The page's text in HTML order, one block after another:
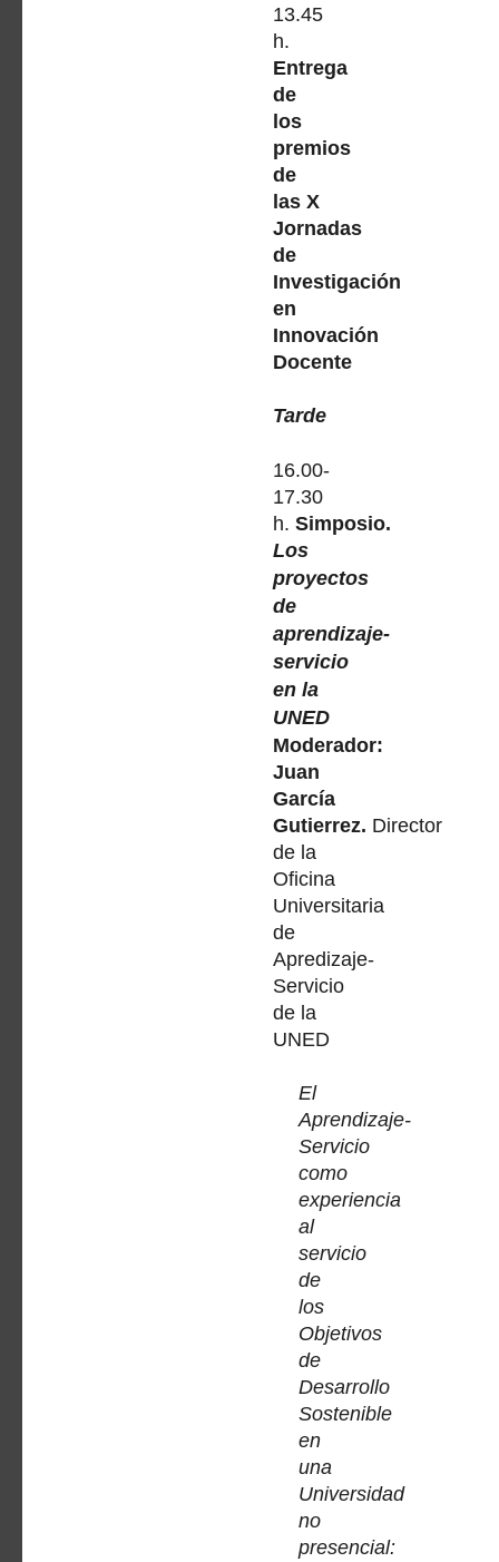
13.45
h.
Entrega
de
los
premios
de
las X
Jornadas
de
Investigación
en
Innovación
Docente
Tarde
16.00-
17.30
h. Simposio.
Los
proyectos
de
aprendizaje-
servicio
en la
UNED
Moderador:
Juan
García
Gutierrez. Director
de la
Oficina
Universitaria
de
Apredizaje-
Servicio
de la
UNED
El
Aprendizaje-
Servicio
como
experiencia
al
servicio
de
los
Objetivos
de
Desarrollo
Sostenible
en
una
Universidad
no
presencial: